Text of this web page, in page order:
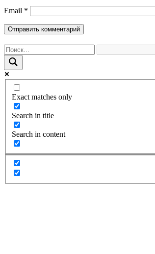
Email *
Exact matches only
Search in title
Search in content